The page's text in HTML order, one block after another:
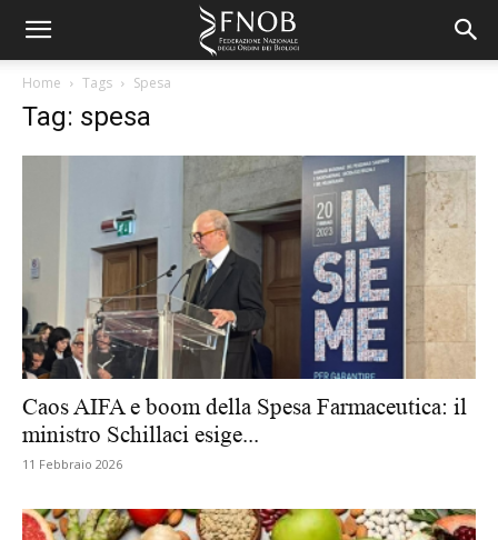
Home Tags Spesa
Tag: spesa
Caos AIFA e boom della Spesa Farmaceutica: il
ministro Schillaci esige...
11 Febbraio 2026